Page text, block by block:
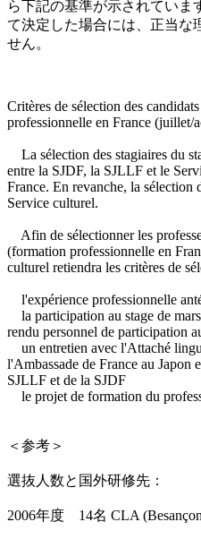
ら下記の基準が示されていま
て決定した場合には、正当な
せん。
Critères de sélection des
professionnelle en France (juillet/
La sélection des stagiaires du
entre la SJDF, la SJLLF et le
France. En revanche, la sélection
Service culturel.
Afin de sélectionner les
(formation professionnelle en
culturel retiendra les critères de
l'expérience professionnelle
la participation au stage de
rendu personnel de participation
un entretien avec l'Attaché
l'Ambassade de France au Japon
SJLLF et de la SJDF
le projet de formation du
＜参考＞
選抜人数と国外研修先：
2006年度 14名 CLA